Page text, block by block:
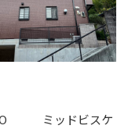
ミッドビスケ